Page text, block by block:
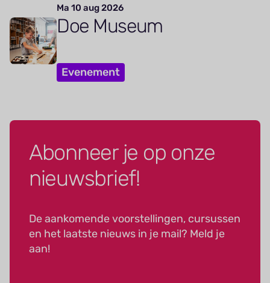
Ma 10 aug 2026
Doe Museum
Evenement
Abonneer je op onze
nieuwsbrief!
De aankomende voorstellingen, cursussen
en het laatste nieuws in je mail? Meld je
aan!